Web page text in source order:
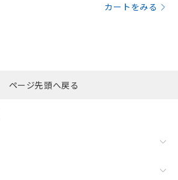
カートをみる
ページ先頭へ戻る